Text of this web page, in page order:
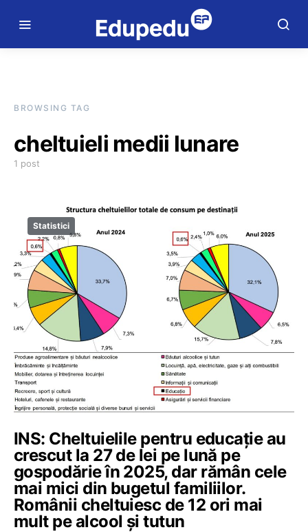
BROWSING TAG
cheltuieli medii lunare
1 post
Statistici
INS: Cheltuielile pentru educație au
crescut la 27 de lei pe lună pe
gospodărie în 2025, dar rămân cele
mai mici din bugetul familiilor.
Românii cheltuiesc de 12 ori mai
mult pe alcool și tutun